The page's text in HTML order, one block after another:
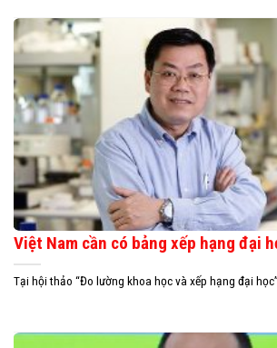
Việt Nam cần có bảng xếp hạng đại
Tại hội thảo “Đo lường khoa học và xếp hạng đại học”